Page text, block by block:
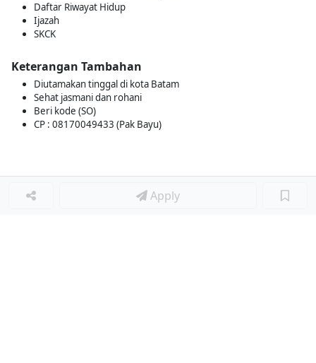
Daftar Riwayat Hidup
Ijazah
SKCK
Keterangan Tambahan
Diutamakan tinggal di kota Batam
Sehat jasmani dan rohani
Beri kode (SO)
CP : 08170049433 (Pak Bayu)
Apply